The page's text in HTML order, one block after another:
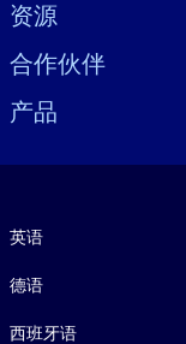
资源
合作伙伴
产品
英语
德语
西班牙语